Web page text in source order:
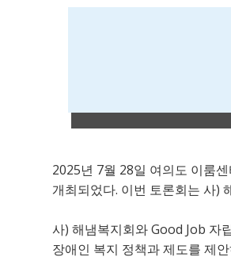
2025년 7월 28일 여의도 이룸
개최되었다. 이번 토론회는 사)
사) 해냄복지회와 Good Job 자
장애인 복지 정책과 제도를 제